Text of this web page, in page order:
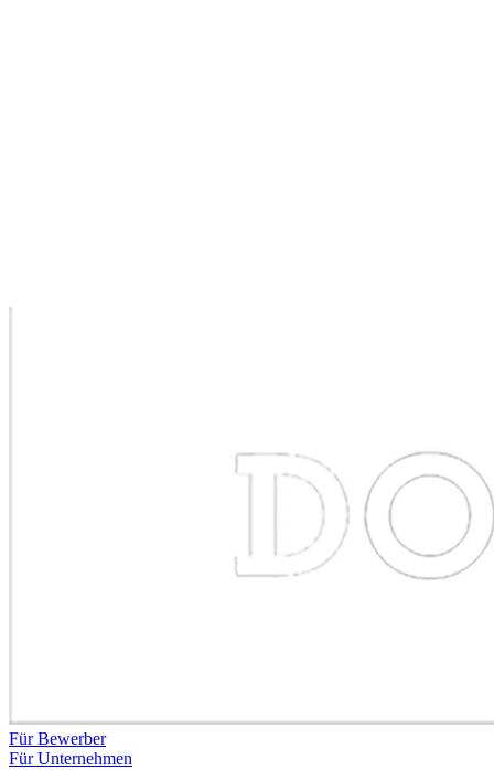
Für Bewerber
Für Unternehmen